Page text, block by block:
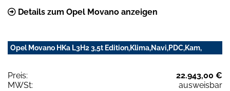
Details zum Opel Movano anzeigen
Opel Movano HKa L3H2 3,5t Edition,Klima,Navi,PDC,Kam,
Preis:
22.943,00 €
MWSt:
ausweisbar